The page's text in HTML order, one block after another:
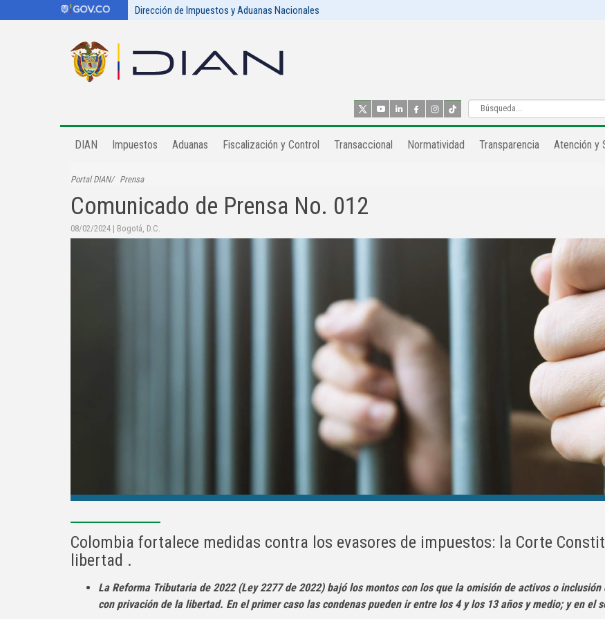
Dirección de Impuestos y Aduanas Nacionales
DIAN Impuestos Aduanas Fiscalización y Control​ Transaccional Normatividad Transparencia Atención y
Portal DIAN Prensa
Comunicado de Prensa No. 012
08/02/2024 | Bogotá, D.C.
Colombia fortalece medidas contra los evasores de impuestos: la Corte
libertad .
La Reforma Tributaria de 2022 (Ley 2277 de 2022) bajó los montos con los que la omisión de activos o
con privación de la libertad. En el primer caso las condenas pueden ir entre los 4 y los 13 años y medio; y en el